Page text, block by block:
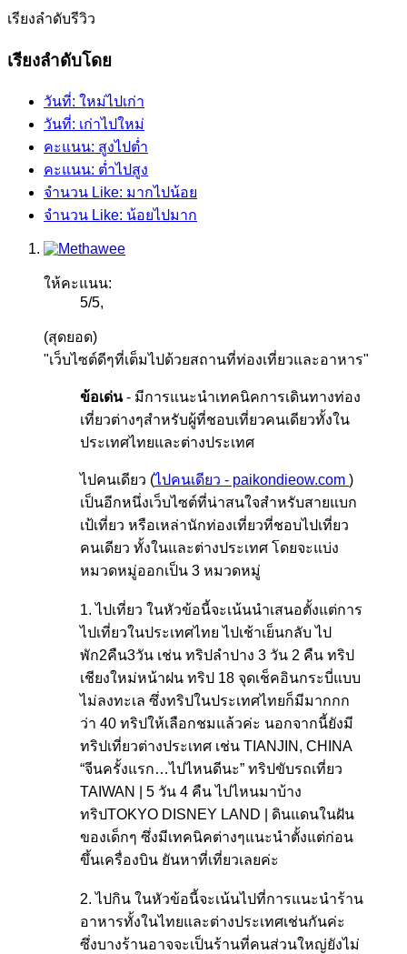
เรียงลำดับรีวิว
เรียงลำดับโดย
วันที่: ใหม่ไปเก่า
วันที่: เก่าไปใหม่
คะแนน: สูงไปต่ำ
คะแนน: ต่ำไปสูง
จำนวน Like: มากไปน้อย
จำนวน Like: น้อยไปมาก
ให้คะแนน:
5/5,
(สุดยอด)
"เว็บไซต์ดีๆที่เต็มไปด้วยสถานที่ท่องเที่ยวและอาหาร"
ข้อเด่น- มีการแนะนำเทคนิคการเดินทางท่อง
เที่ยวต่างๆสำหรับผู้ที่ชอบเที่ยวคนเดียวทั้งใน
ประเทศไทยและต่างประเทศ
ไปคนเดียว (ไปคนเดียว - paikondieow.com )
เป็นอีกหนึ่งเว็บไซต์ที่น่าสนใจสำหรับสายแบก
เป้เที่ยว หรือเหล่านักท่องเที่ยวที่ชอบไปเที่ยว
คนเดียว ทั้งในและต่างประเทศ โดยจะแบ่ง
หมวดหมู่ออกเป็น 3 หมวดหมู่
1. ไปเที่ยว ในหัวข้อนี้จะเน้นนำเสนอตั้งแต่การ
ไปเที่ยวในประเทศไทย ไปเช้าเย็นกลับ ไป
พัก2คืน3วัน เช่น ทริปลำปาง 3 วัน 2 คืน ทริป
เชียงใหม่หน้าฝน ทริป 18 จุดเช็คอินกระบี่แบบ
ไม่ลงทะเล ซึ่งทริปในประเทศไทยก็มีมากกก
ว่า 40 ทริปให้เลือกชมแล้วค่ะ นอกจากนี้ยังมี
ทริปเที่ยวต่างประเทศ เช่น TIANJIN, CHINA
“จีนครั้งแรก…ไปไหนดีนะ” ทริปขับรถเที่ยว
TAIWAN | 5 วัน 4 คืน ไปไหนมาบ้าง
ทริปTOKYO DISNEY LAND | ดินแดนในฝัน
ของเด็กๆ ซึ่งมีเทคนิคต่างๆแนะนำตั้งแต่ก่อน
ขึ้นเครื่องบิน ยันหาที่เที่ยวเลยค่ะ
2. ไปกิน ในหัวข้อนี้จะเน้นไปที่การแนะนำร้าน
อาหารทั้งในไทยและต่างประเทศเช่นกันค่ะ
ซึ่งบางร้านอาจจะเป็นร้านที่คนส่วนใหญ่ยังไม่